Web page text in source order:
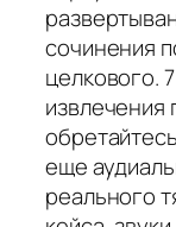
сочинения
целкового.
извлечения
еще
реального